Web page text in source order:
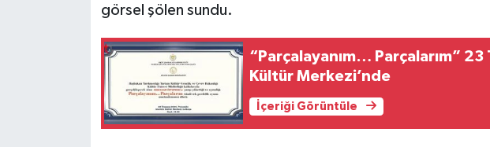
görsel şölen sundu.
“Parçalayanım… Parçalarım”
Kültür Merkezi’nde
İçeriği Görüntüle